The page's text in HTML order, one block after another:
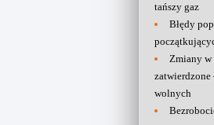
tańszy gaz
Błędy
Zmiany w
wolnych